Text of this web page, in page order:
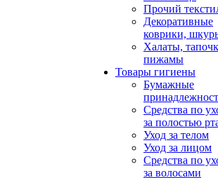
Прочий
Декоративные
коврики,
Халаты,
пижамы
Товары гигиены
Бумажные
Средства по
за полостью
Уход за телом
Уход за лицом
Средства по
за волосами